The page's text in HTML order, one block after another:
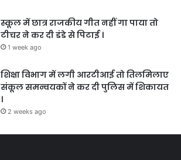
स्कूल में छात्र राजकीय गीत नहीं गा पाया तो
टीचर ने कर दी डंडे से पिटाई ।
1 week ago
शिक्षा विभाग में लगी आरटीआई तो तिलमिलाए
संकूल समन्वयकों ने कर दी पुलिस में शिकायत
।
2 weeks ago